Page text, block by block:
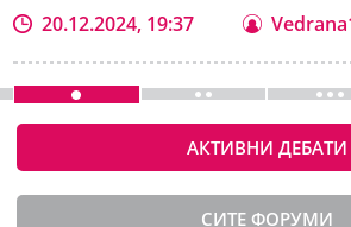
20.12.2024, 19:37
АКТИВНИ ДЕБАТИ
СИТЕ ФОРУМИ